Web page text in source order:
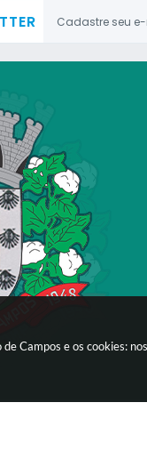
Campos e os cookies: